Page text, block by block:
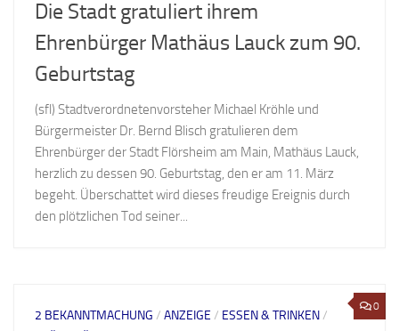
Die Stadt gratuliert ihrem
Ehrenbürger Mathäus Lauck zum 90.
Geburtstag
(sfl) Stadtverordnetenvorsteher Michael Kröhle und
Bürgermeister Dr. Bernd Blisch gratulieren dem
Ehrenbürger der Stadt Flörsheim am Main, Mathäus Lauck,
herzlich zu dessen 90. Geburtstag, den er am 11. März
begeht. Überschattet wird dieses freudige Ereignis durch
den plötzlichen Tod seiner...
0
2 BEKANNTMACHUNG / ANZEIGE / ESSEN & TRINKEN/